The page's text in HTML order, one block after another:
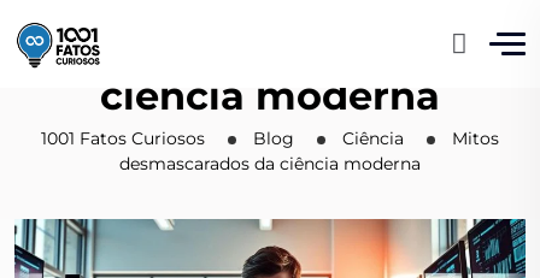
Mitos desmascarados da
ciência moderna
1001 Fatos Curiosos Blog Ciência
Mitos
desmascarados da ciência moderna